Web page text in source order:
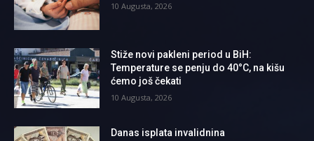
10 Augusta, 2026
Stiže novi pakleni period u BiH:
Temperature se penju do 40°C, na kišu
ćemo još čekati
10 Augusta, 2026
Danas isplata invalidnina